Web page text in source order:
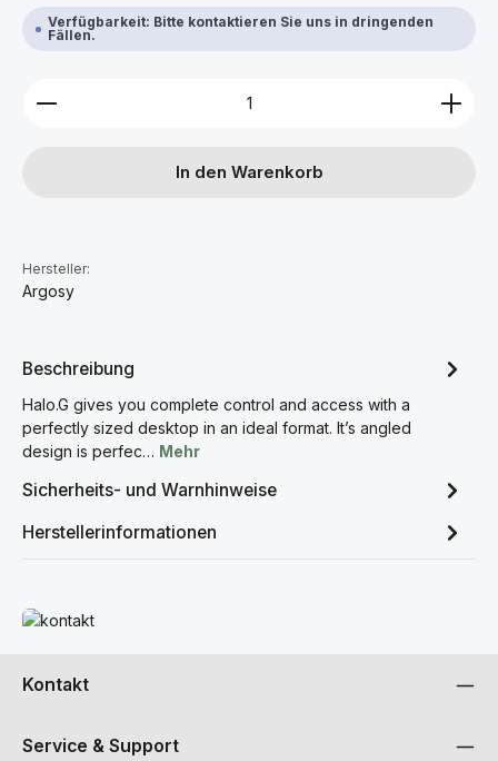
Verfügbarkeit: Bitte kontaktieren Sie uns in dringenden
Fällen.
Produkt Anzahl: Gib den gewünschten Wert ein
In den Warenkorb
Hersteller:
Argosy
Beschreibung
Halo.G gives you complete control and access with a
perfectly sized desktop in an ideal format. It’s angled
design is perfec… Mehr
Sicherheits- und Warnhinweise
Herstellerinformationen
Mehr erfahren
Kontakt
Service & Support